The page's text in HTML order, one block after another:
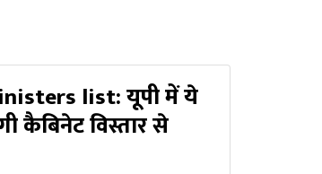
list: यूपी में ये
कैबिनेट विस्तार से